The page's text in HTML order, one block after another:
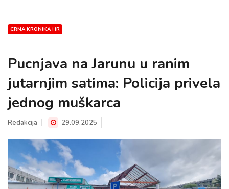
CRNA KRONIKA HR
Pucnjava na Jarunu u ranim
jutarnjim satima: Policija privela
jednog muškarca
Redakcija 29.09.2025